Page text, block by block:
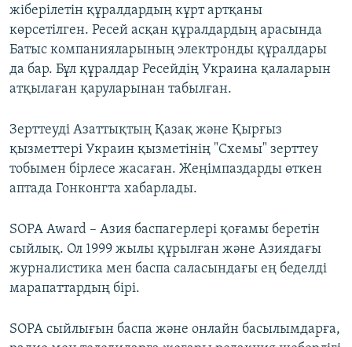
жіберілетін құралдардың кұрт артқаны
көрсетілген. Ресей асқан құралдардың арасында
Батыс компанияларының электронды құралдары
да бар. Бұл құралдар Ресейдің Украина қалаларын
атқылаған қаруларынан табылған.
Зерттеуді Азаттықтың Қазақ және Қырғыз
қызметтері Украин қызметінің "Схемы" зерттеу
тобымен бірлесе жасаған. Жеңімпаздарды өткен
аптада Гонконгта хабарлады.
SOPA Award – Азия баспагерлері қоғамы беретін
сыйлық. Ол 1999 жылы құрылған және Азиядағы
журналистика мен баспа саласындағы ең беделді
марапаттардың бірі.
SOPA сыйлығын баспа және онлайн басылымдарға,